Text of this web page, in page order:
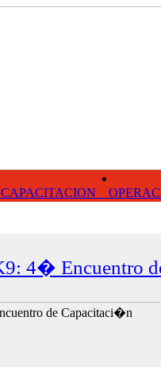
CAPACITACION
4� Encuentro